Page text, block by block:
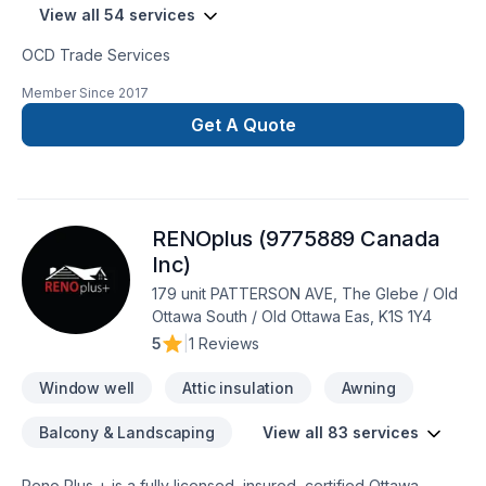
View all 54 services
OCD Trade Services
Member Since 2017
Get A Quote
RENOplus (9775889 Canada
Inc)
179 unit PATTERSON AVE, The Glebe / Old
Ottawa South / Old Ottawa Eas, K1S 1Y4
5
1 Reviews
Window well Attic insulation Awning
Balcony & Landscaping View all 83 services